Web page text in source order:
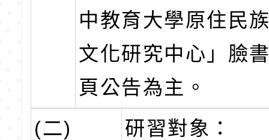
中教育大學原住民
文化研究中心」臉
頁公告為主。
(二)
研習對象：